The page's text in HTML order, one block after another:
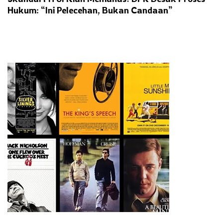
Hukum: “Ini Pelecehan, Bukan Candaan”